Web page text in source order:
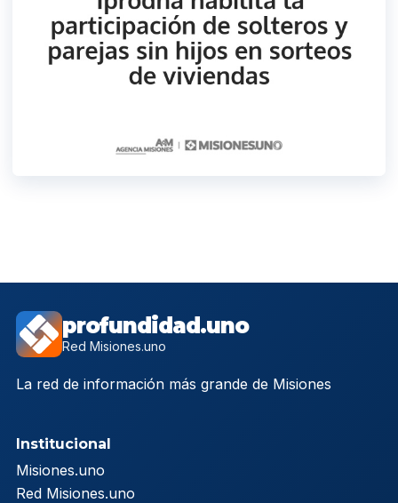
profundidad.uno
Red Misiones.uno
La red de información más grande de Misiones
Institucional
Misiones.uno
Red Misiones.uno